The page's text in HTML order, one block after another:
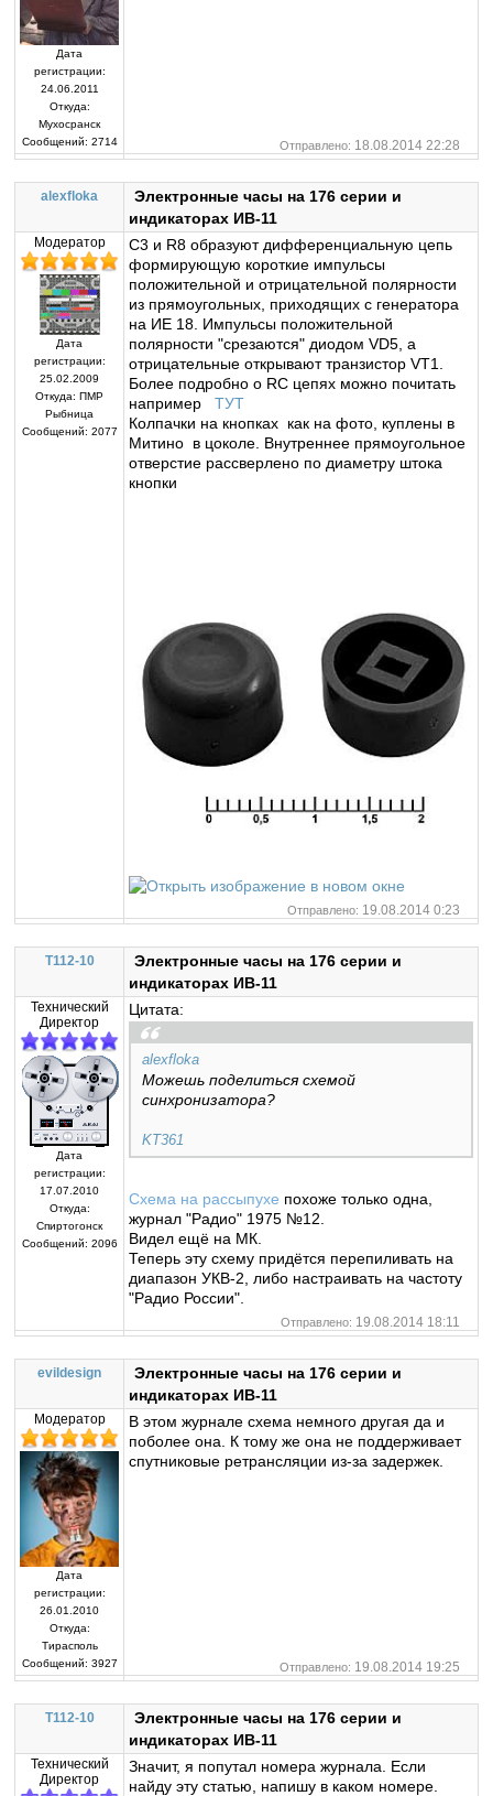
Дата
регистрации:
24.06.2011
Откуда:
Мухосранск
Сообщений: 2714 Отправлено: 18.08.2014 22:28
alexfloka
Электронные часы на 176 серии и
индикаторах ИВ-11
Модератор
Дата
регистрации:
25.02.2009
Откуда: ПМР
Рыбница
Сообщений: 2077
С3 и R8 образуют дифференциальную цепь
формирующую короткие импульсы
положительной и отрицательной полярности
из прямоугольных, приходящих с генератора
на ИЕ 18. Импульсы положительной
полярности "срезаются" диодом VD5, а
отрицательные открывают транзистор VT1.
Более подробно о RC цепях можно почитать
напримерТУТ
Колпачки на кнопках как на фото, куплены в
Митино в цоколе. Внутреннее прямоугольное
отверстие рассверлено по диаметру штока
кнопки
Отправлено: 19.08.2014 0:23
T112-10
Электронные часы на 176 серии и
индикаторах ИВ-11
Технический
Директор
Дата
регистрации:
17.07.2010
Откуда:
Спиртогонск
Сообщений: 2096
Цитата:
alexfloka
Можешь поделиться схемой
синхронизатора?
KT361
Схема на рассыпухе похоже только одна,
журнал "Радио" 1975 №12.
Видел ещё на МК.
Теперь эту схему придётся перепиливать на
диапазон УКВ-2, либо настраивать на частоту
"Радио России".
Отправлено: 19.08.2014 18:11
evildesign
Электронные часы на 176 серии и
индикаторах ИВ-11
Модератор
Дата
регистрации:
26.01.2010
Откуда:
Тирасполь
Сообщений: 3927
В этом журнале схема немного другая да и
поболее она. К тому же она не поддерживает
спутниковые ретрансляции из-за задержек.
Отправлено: 19.08.2014 19:25
T112-10
Электронные часы на 176 серии и
индикаторах ИВ-11
Технический
Директор
Значит, я попутал номера журнала. Если
найду эту статью, напишу в каком номере.